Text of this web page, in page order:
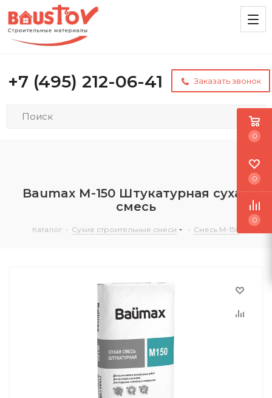
+7 (495) 212-06-41 Заказать звонок
Baumax М-150 Штукатурная сухая
смесь
Каталог - Сухие строительные смеси - Смесь М-150
0
0
0